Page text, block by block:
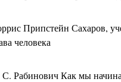
Припстейн Сахаров,
человека
Рабинович Как мы